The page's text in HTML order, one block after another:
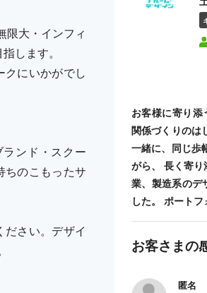
限大・インフィ
します。
にいかがでし
ンド・スクー
ちのこもったサ
さい。デザイ
お客様に寄り添
関係づくりのは
一緒に、同じ歩
がら、 長く寄
業、製造系のデ
した。 ポート
お客さまの
匿名